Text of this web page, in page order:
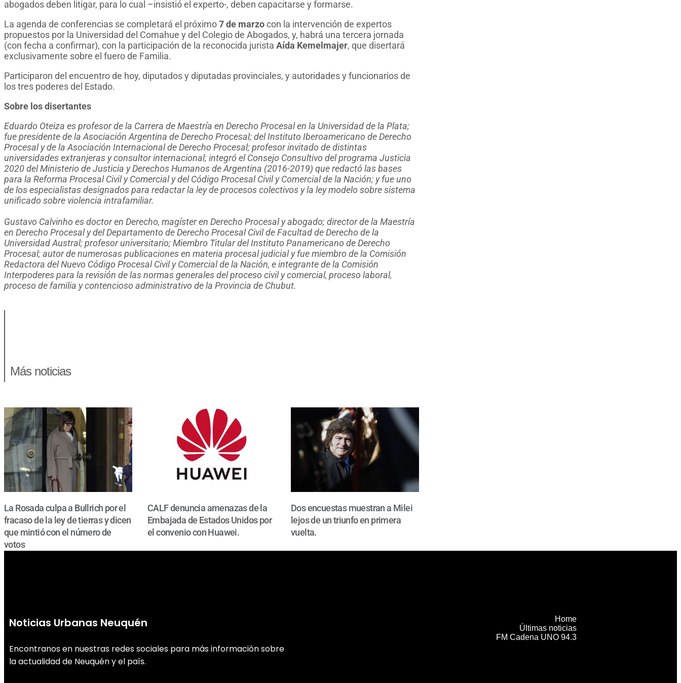
abogados deben litigar, para lo cual –insistió el experto-, deben capacitarse y formarse.
La agenda de conferencias se completará el próximo7 de marzocon la intervención de expertos
propuestos por la Universidad del Comahue y del Colegio de Abogados, y, habrá una tercera jornada
(con fecha a confirmar), con la participación de la reconocida jurista Aída Kemelmajer, que disertará
exclusivamente sobre el fuero de Familia.
Participaron del encuentro de hoy, diputados y diputadas provinciales, y autoridades y funcionarios de
los tres poderes del Estado.
Sobre los disertantes
Eduardo Oteiza es profesor de la Carrera de Maestría en Derecho Procesal en la Universidad de la Plata;
fue presidente de la Asociación Argentina de Derecho Procesal; del Instituto Iberoamericano de Derecho
Procesal y de la Asociación Internacional de Derecho Procesal; profesor invitado de distintas
universidades extranjeras y consultor internacional; integró el Consejo Consultivo del programa Justicia
2020 del Ministerio de Justicia y Derechos Humanos de Argentina (2016-2019) que redactó las bases
para la Reforma Procesal Civil y Comercial y del Código Procesal Civil y Comercial de la Nación; y fue uno
de los especialistas designados para redactar la ley de procesos colectivos y la ley modelo sobre sistema
unificado sobre violencia intrafamiliar.
Gustavo Calvinho es doctor en Derecho, magíster en Derecho Procesal y abogado; director de la Maestría
en Derecho Procesal y del Departamento de Derecho Procesal Civil de Facultad de Derecho de la
Universidad Austral; profesor universitario; Miembro Titular del Instituto Panamericano de Derecho
Procesal; autor de numerosas publicaciones en materia procesal judicial y fue miembro de la Comisión
Redactora del Nuevo Código Procesal Civil y Comercial de la Nación, e integrante de la Comisión
Interpoderes para la revisión de las normas generales del proceso civil y comercial, proceso laboral,
proceso de familia y contencioso administrativo de la Provincia de Chubut.
Más noticias
La Rosada culpa a Bullrich por el
fracaso de la ley de tierras y dicen
que mintió con el número de
votos
CALF denuncia amenazas de la
Embajada de Estados Unidos por
el convenio con Huawei.
Dos encuestas muestran a Milei
lejos de un triunfo en primera
vuelta.
Noticias Urbanas Neuquén
Encontranos en nuestras redes sociales para más información sobre
la actualidad de Neuquén y el país.
Home
Últimas noticias
FM Cadena UNO 94.3